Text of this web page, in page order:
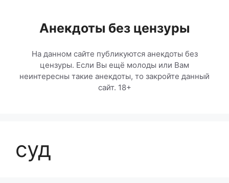
содержимомуАнекдоты без цензуры
На данном сайте публикуются анекдоты без
цензуры. Если Вы ещё молоды или Вам
неинтересны такие анекдоты, то закройте данный
сайт. 18+
суд